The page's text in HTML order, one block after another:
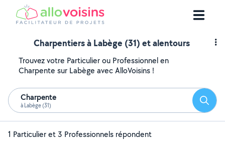
Charpentiers à Labège (31) et alentours
Trouvez votre Particulier ou Professionnel en
Charpente sur Labège avec AlloVoisins !
Charpente
à Labège (31)
1 Particulier et 3 Professionnels répondent